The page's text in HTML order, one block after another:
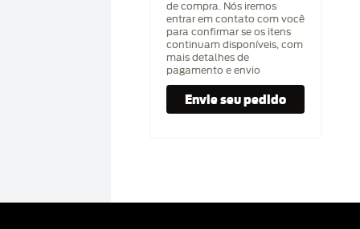
de compra. Nós iremos
entrar em contato com você
para confirmar se os itens
continuam disponíveis, com
mais detalhes de
pagamento e envio